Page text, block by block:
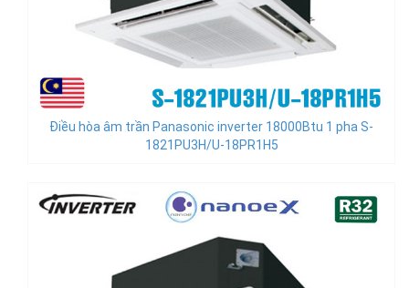
Điều hòa âm trần Panasonic inverter 18000Btu 1 pha S-
1821PU3H/U-18PR1H5